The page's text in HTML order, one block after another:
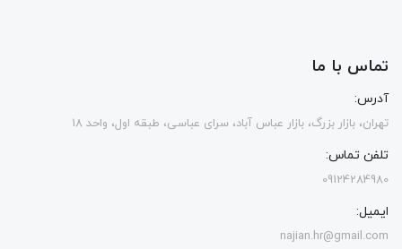
تماس با ما
آدرس:
تهران، بازار بزرگ، بازار عباس آباد، سرای عباسی، طبقه اول، واحد 18
تلفن تماس:
09124284980
ایمیل:
najian.hr@gmail.com